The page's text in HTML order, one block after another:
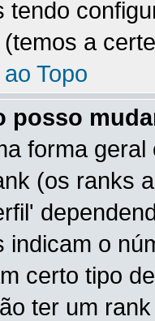
tendo
a
Topo
posso
forma
(os ranks
indicam o
certo tipo
ter um